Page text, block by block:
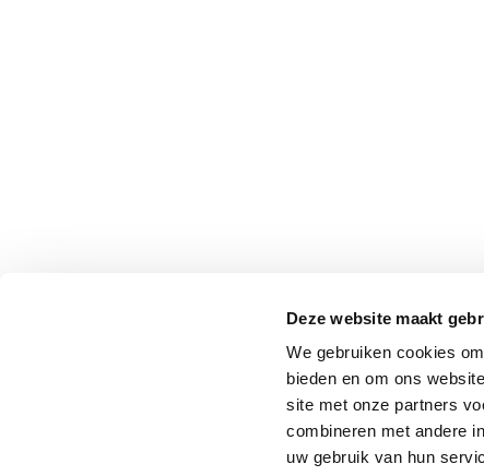
Deze website maakt
We gebruiken cookies
bieden en om ons
site met onze partners
combineren met andere
uw gebruik van hun